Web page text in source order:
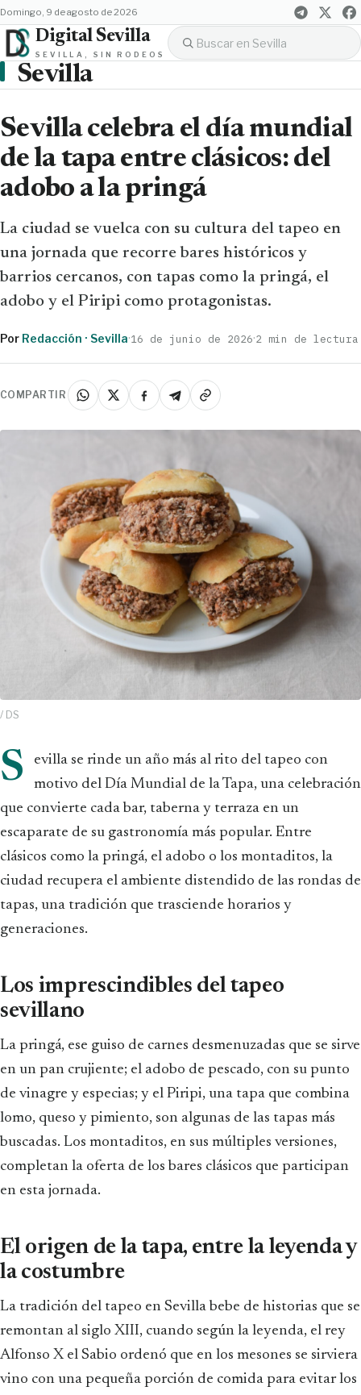
domingo, 9 de agosto de 2026
Digital Sevilla
SEVILLA, SIN RODEOS
Sevilla
Sevilla celebra el día mundial
de la tapa entre clásicos: del
adobo a la pringá
La ciudad se vuelca con su cultura del tapeo en
una jornada que recorre bares históricos y
barrios cercanos, con tapas como la pringá, el
adobo y el Piripi como protagonistas.
Por Redacción · Sevilla·16 de junio de 2026·2 min de lectura
COMPARTIR
/ DS
S
evilla se rinde un año más al rito del tapeo con
motivo del Día Mundial de la Tapa, una celebración
que convierte cada bar, taberna y terraza en un
escaparate de su gastronomía más popular. Entre
clásicos como la pringá, el adobo o los montaditos, la
ciudad recupera el ambiente distendido de las rondas de
tapas, una tradición que trasciende horarios y
generaciones.
Los imprescindibles del tapeo
sevillano
La pringá, ese guiso de carnes desmenuzadas que se sirve
en un pan crujiente; el adobo de pescado, con su punto
de vinagre y especias; y el Piripi, una tapa que combina
lomo, queso y pimiento, son algunas de las tapas más
buscadas. Los montaditos, en sus múltiples versiones,
completan la oferta de los bares clásicos que participan
en esta jornada.
El origen de la tapa, entre la leyenda y
la costumbre
La tradición del tapeo en Sevilla bebe de historias que se
remontan al siglo XIII, cuando según la leyenda, el rey
Alfonso X el Sabio ordenó que en los mesones se sirviera
vino con una pequeña porción de comida para evitar los